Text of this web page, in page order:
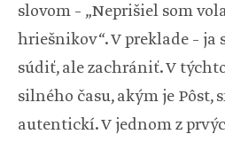
slovom – „Neprišiel som
hriešnikov“. V preklade – ja
súdiť, ale zachrániť. V
silného času, akým je Pôst,
autentickí. V jednom z